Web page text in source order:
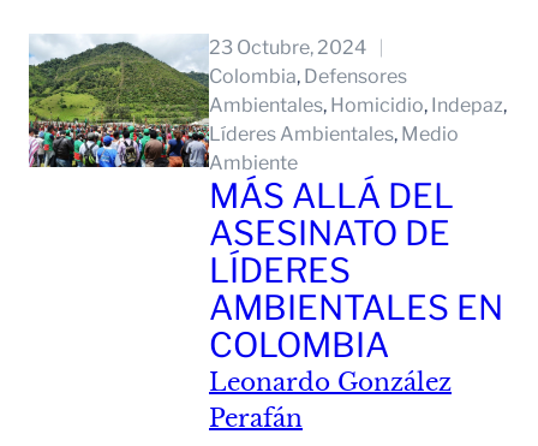
23 Octubre, 2024
Colombia, Defensores
Ambientales, Homicidio, Indepaz
Líderes Ambientales, Medio
Ambiente
MÁS ALLÁ DEL
ASESINATO DE
LÍDERES
AMBIENTALES EN
COLOMBIA
Leonardo González
Perafán